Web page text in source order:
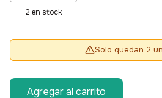
2 en stock
Solo quedan 2